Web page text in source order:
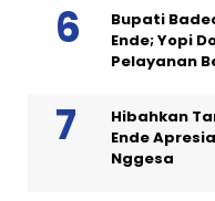
Bupati
Ende; Yopi
Pelayanan
Hibahkan
Ende
Nggesa